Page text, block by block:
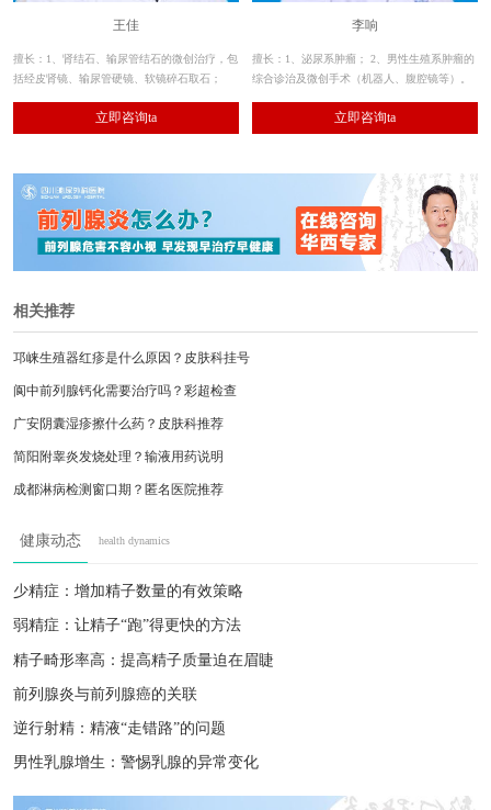
王佳
擅长：1、肾结石、输尿管结石的微创治疗，包
括经皮肾镜、输尿管硬镜、软镜碎石取石；
立即咨询ta
李响
擅长：1、泌尿系肿瘤； 2、男性生殖系肿瘤的
综合诊治及微创手术（机器人、腹腔镜等）。
立即咨询ta
相关推荐
邛崃生殖器红疹是什么原因？皮肤科挂号
阆中前列腺钙化需要治疗吗？彩超检查
广安阴囊湿疹擦什么药？皮肤科推荐
简阳附睾炎发烧处理？输液用药说明
成都淋病检测窗口期？匿名医院推荐
广元慢性前列腺炎症状？中医调理方案
泸州尿道刺痛流脓？24小时急诊处理
成都阳痿治疗费用？三甲医院专家推荐
健康动态 health dynamics
少精症：增加精子数量的有效策略
弱精症：让精子“跑”得更快的方法
精子畸形率高：提高精子质量迫在眉睫
前列腺炎与前列腺癌的关联
逆行射精：精液“走错路”的问题
男性乳腺增生：警惕乳腺的异常变化